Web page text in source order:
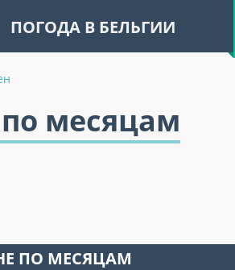
ПОГОДА В БЕЛЬГИИ
месяцам
ПО МЕСЯЦАМ